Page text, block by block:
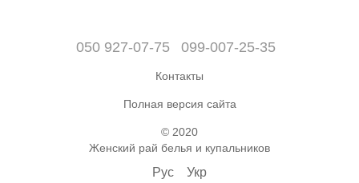
050 927-07-75 099-007-25-35
Контакты
Полная версия сайта
© 2020
Женский рай белья и купальников
Рус Укр